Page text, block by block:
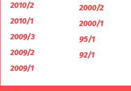
2010/2
2010/1
2009/3
2009/2
2009/1
2000/2
2000/1
95/1
92/1